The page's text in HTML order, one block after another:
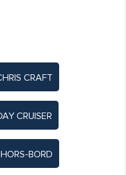
CRAFT
CRUISER
BORD